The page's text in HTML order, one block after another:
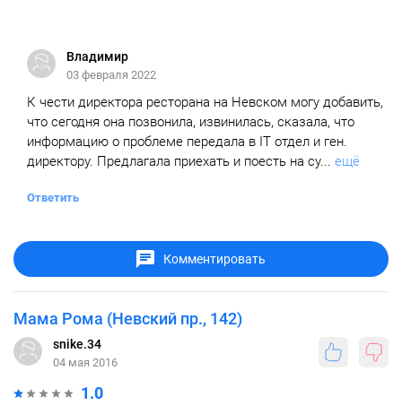
Владимир
03 февраля 2022
К чести директора ресторана на Невском могу добавить,
что сегодня она позвонила, извинилась, сказала, что
информацию о проблеме передала в IT отдел и ген.
директору. Предлагала приехать и поесть на су... ещё
Ответить
Комментировать
Мама Рома (Невский пр., 142)
snike.34
04 мая 2016
1.0